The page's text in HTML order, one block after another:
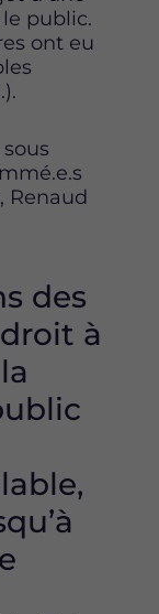
public.
ont eu
Renaud
des
à